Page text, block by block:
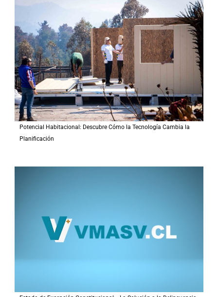
Potencial Habitacional: Descubre Cómo la Tecnología Cambia la
Planificación